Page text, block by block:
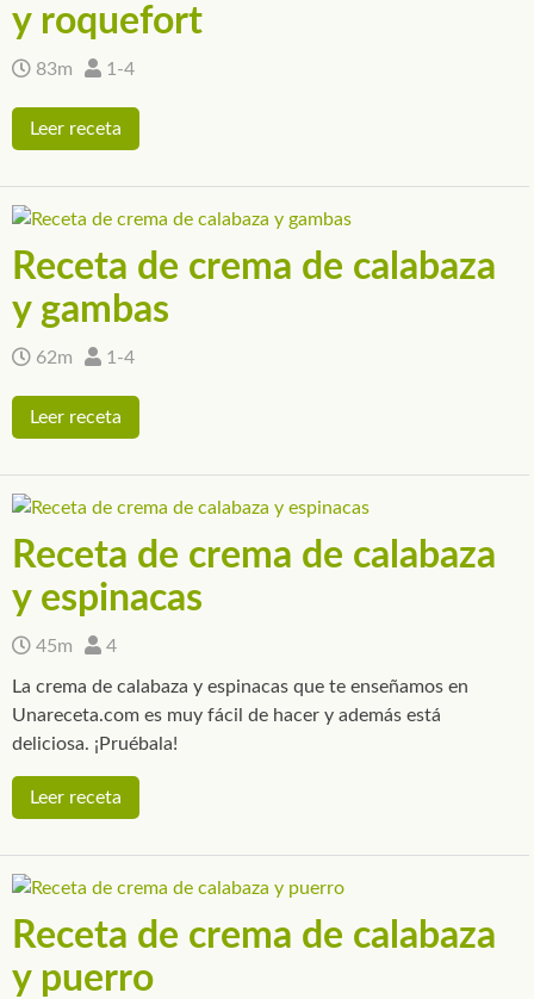
y roquefort
83m 1-4
Leer receta
Receta de crema de calabaza
y gambas
62m 1-4
Leer receta
Receta de crema de calabaza
y espinacas
45m 4
La crema de calabaza y espinacas que te enseñamos en
Unareceta.com es muy fácil de hacer y además está
deliciosa. ¡Pruébala!
Leer receta
Receta de crema de calabaza
y puerro